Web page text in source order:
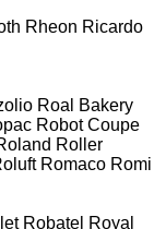
Rheon Ricardo
Roal Bakery
Robot Coupe
Roller
Romaco Romi
Robatel Royal